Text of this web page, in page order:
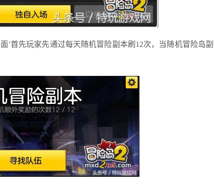
’首先玩家先通过每天随机冒险副本刷12次，当随机冒险岛副